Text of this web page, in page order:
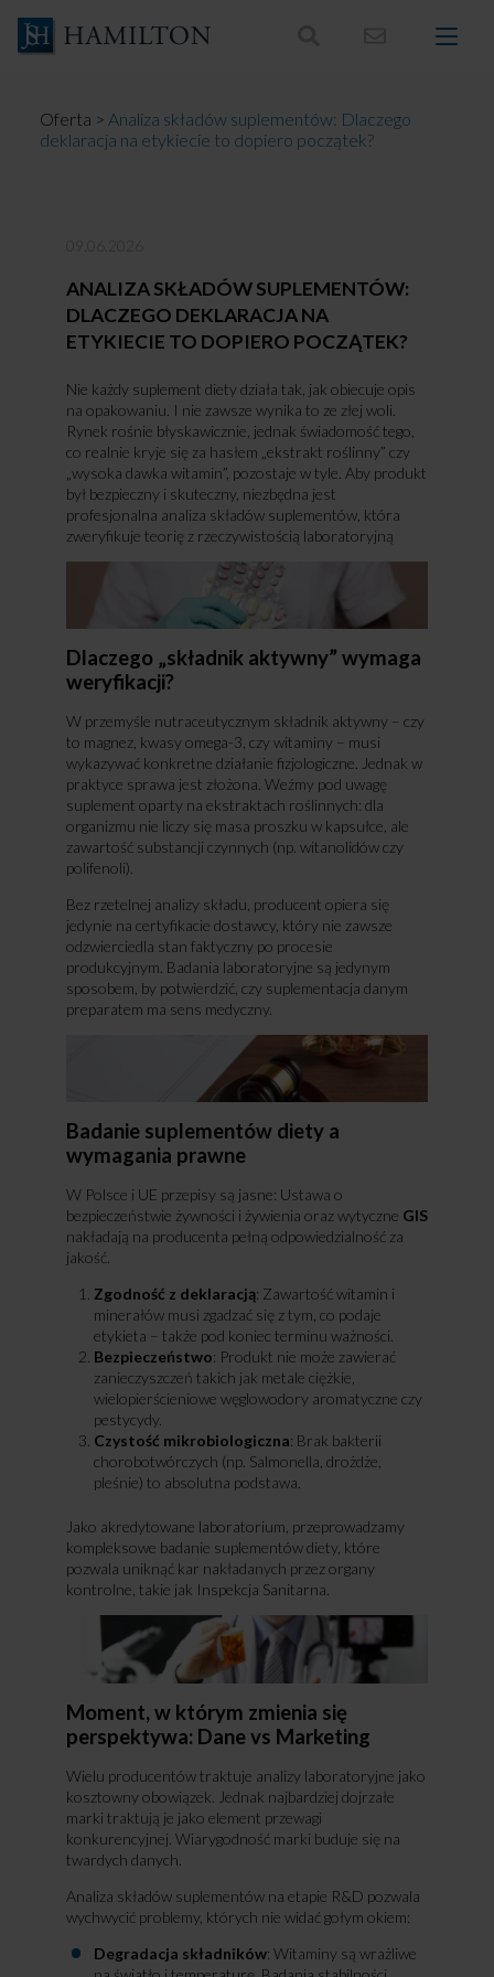
treści
Oferta > Analiza składów suplementów: Dlaczego
deklaracja na etykiecie to dopiero początek?
ANALIZA SKŁADÓW SUPLEMENTÓW:
DLACZEGO DEKLARACJA NA
ETYKIECIE TO DOPIERO POCZĄTEK?
Nie każdy suplement diety działa tak, jak obiecuje opis
na opakowaniu. I nie zawsze wynika to ze złej woli.
Rynek rośnie błyskawicznie, jednak świadomość tego,
co realnie kryje się za hasłem „ekstrakt roślinny” czy
„wysoka dawka witamin”, pozostaje w tyle. Aby produkt
był bezpieczny i skuteczny, niezbędna jest
profesjonalna analiza składów suplementów, która
zweryfikuje teorię z rzeczywistością laboratoryjną
Dlaczego „składnik aktywny” wymaga
weryfikacji?
W przemyśle nutraceutycznym składnik aktywny – czy
to magnez, kwasy omega-3, czy witaminy – musi
wykazywać konkretne działanie fizjologiczne. Jednak w
praktyce sprawa jest złożona. Weźmy pod uwagę
suplement oparty na ekstraktach roślinnych: dla
organizmu nie liczy się masa proszku w kapsułce, ale
zawartość substancji czynnych (np. witanolidów czy
polifenoli).
Bez rzetelnej analizy składu, producent opiera się
jedynie na certyfikacie dostawcy, który nie zawsze
odzwierciedla stan faktyczny po procesie
produkcyjnym. Badania laboratoryjne są jedynym
sposobem, by potwierdzić, czy suplementacja danym
preparatem ma sens medyczny.
Badanie suplementów diety a
wymagania prawne
W Polsce i UE przepisy są jasne: Ustawa o
bezpieczeństwie żywności i żywienia oraz wytyczne GIS
nakładają na producenta pełną odpowiedzialność za
jakość.
Zgodność z deklaracją: Zawartość witamin i
minerałów musi zgadzać się z tym, co podaje
etykieta – także pod koniec terminu ważności.
Bezpieczeństwo: Produkt nie może zawierać
zanieczyszczeń takich jak metale ciężkie,
wielopierścieniowe węglowodory aromatyczne czy
pestycydy.
Czystość mikrobiologiczna: Brak bakterii
chorobotwórczych (np. Salmonella, drożdże,
pleśnie) to absolutna podstawa.
Jako akredytowane laboratorium, przeprowadzamy
kompleksowe badanie suplementów diety, które
pozwala uniknąć kar nakładanych przez organy
kontrolne, takie jak Inspekcja Sanitarna.
Moment, w którym zmienia się
perspektywa: Dane vs Marketing
Wielu producentów traktuje analizy laboratoryjne jako
kosztowny obowiązek. Jednak najbardziej dojrzałe
marki traktują je jako element przewagi
konkurencyjnej. Wiarygodność marki buduje się na
twardych danych.
Analiza składów suplementów na etapie R&D pozwala
wychwycić problemy, których nie widać gołym okiem:
Degradacja składników: Witaminy są wrażliwe